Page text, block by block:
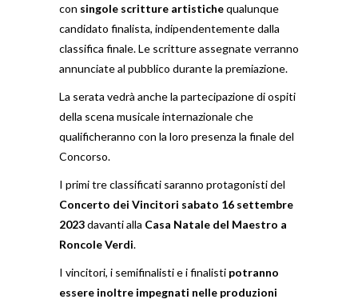
con singole scritture artistichequalunque
candidato finalista, indipendentemente dalla
classifica finale. Le scritture assegnate verranno
annunciate al pubblico durante la premiazione.
La serata vedrà anche la partecipazione di ospiti
della scena musicale internazionale che
qualificheranno con la loro presenza la finale del
Concorso.
I primi tre classificati saranno protagonisti del
Concerto dei Vincitori sabato 16 settembre
2023davanti alla Casa Natale del Maestro a
Roncole Verdi.
I vincitori, i semifinalisti e i finalisti potranno
essere inoltre impegnati nelle produzioni